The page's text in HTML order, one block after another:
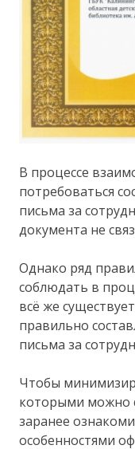
В процессе
потребоваться
письма за
документа не
Однако ряд
соблюдать в
всё же
правильно
письма за
Чтобы
которыми можно
заранее
особенностями